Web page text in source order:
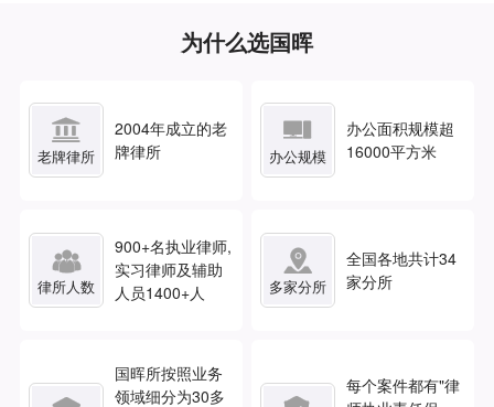
为什么选国晖

老牌律所
2004年成立的老
牌律所

办公规模
办公面积规模超
16000平方米

律所人数
900+名执业律师,
实习律师及辅助
人员1400+人

多家分所
全国各地共计34
家分所
国晖所按照业务
领域细分为30多
每个案件都有"律